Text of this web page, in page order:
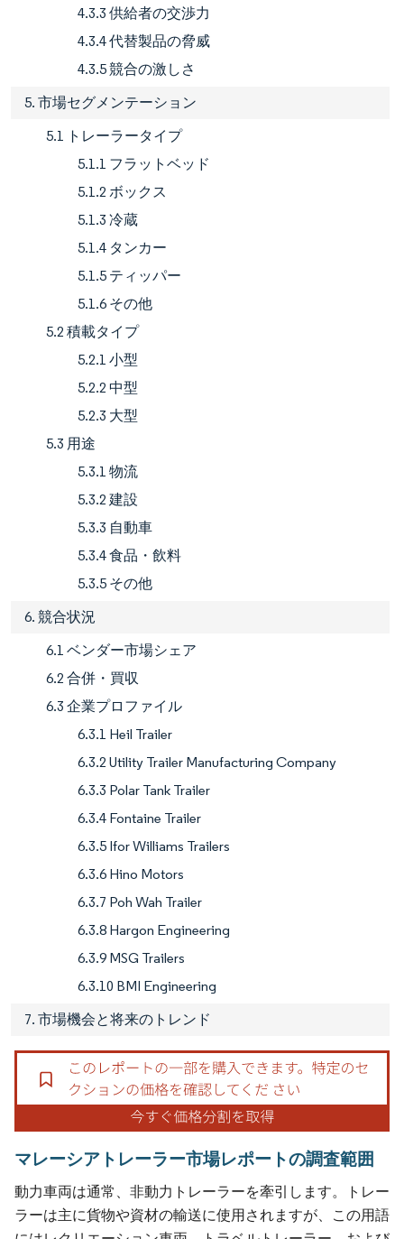
4.3.3 供給者の交渉力
4.3.4 代替製品の脅威
4.3.5 競合の激しさ
5. 市場セグメンテーション
5.1 トレーラータイプ
5.1.1 フラットベッド
5.1.2 ボックス
5.1.3 冷蔵
5.1.4 タンカー
5.1.5 ティッパー
5.1.6 その他
5.2 積載タイプ
5.2.1 小型
5.2.2 中型
5.2.3 大型
5.3 用途
5.3.1 物流
5.3.2 建設
5.3.3 自動車
5.3.4 食品・飲料
5.3.5 その他
6. 競合状況
6.1 ベンダー市場シェア
6.2 合併・買収
6.3 企業プロファイル
6.3.1 Heil Trailer
6.3.2 Utility Trailer Manufacturing Company
6.3.3 Polar Tank Trailer
6.3.4 Fontaine Trailer
6.3.5 Ifor Williams Trailers
6.3.6 Hino Motors
6.3.7 Poh Wah Trailer
6.3.8 Hargon Engineering
6.3.9 MSG Trailers
6.3.10 BMI Engineering
7. 市場機会と将来のトレンド
マレーシアトレーラー市場レポートの調査範囲
動力車両は通常、非動力トレーラーを牽引します。トレー
ラーは主に貨物や資材の輸送に使用されますが、この用語